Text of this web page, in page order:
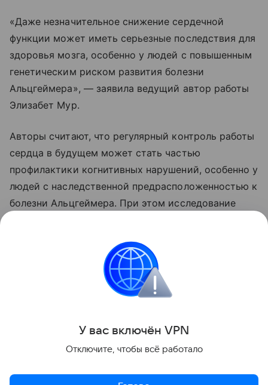
«Даже незначительное снижение сердечной
функции может иметь серьезные последствия для
здоровья мозга, особенно у людей с повышенным
генетическим риском развития болезни
Альцгеймера», — заявила ведущий автор работы
Элизабет Мур.
Авторы считают, что регулярный контроль работы
сердца в будущем может стать частью
профилактики когнитивных нарушений, особенно у
людей с наследственной предрасположенностью к
болезни Альцгеймера. При этом исследование
напрямую вызывает ухудшение памяти.
Поделиться
У вас включён VPN
Отключите, чтобы всё работало